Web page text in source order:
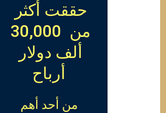
حققت أكثر
من 30,000
ألف دولار
أرباح
من أحد أهم